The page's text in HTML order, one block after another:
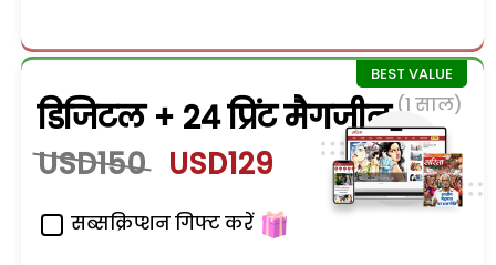
डिजिटल + 24 प्रिंट मैगजीन (1 साल)
USD150 USD129
सब्सक्रिप्शन गिफ्ट करें